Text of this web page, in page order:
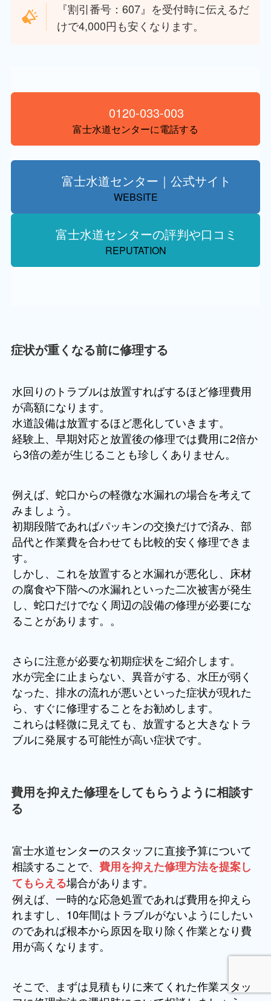
『割引番号：607』を受付時に伝えるだ
けで4,000円も安くなります。
0120-033-003
富士水道センターに電話する
富士水道センター｜公式サイト
WEBSITE
富士水道センターの評判や口コミ
REPUTATION
症状が重くなる前に修理する
水回りのトラブルは放置すればするほど修理費用
が高額になります。
水道設備は放置するほど悪化していきます。
経験上、早期対応と放置後の修理では費用に2倍か
ら3倍の差が生じることも珍しくありません。
例えば、蛇口からの軽微な水漏れの場合を考えて
みましょう。
初期段階であればパッキンの交換だけで済み、部
品代と作業費を合わせても比較的安く修理できま
す。
しかし、これを放置すると水漏れが悪化し、床材
の腐食や下階への水漏れといった二次被害が発生
し、蛇口だけでなく周辺の設備の修理が必要にな
ることがあります。。
さらに注意が必要な初期症状をご紹介します。
水が完全に止まらない、異音がする、水圧が弱く
なった、排水の流れが悪いといった症状が現れた
ら、すぐに修理することをお勧めします。
これらは軽微に見えても、放置すると大きなトラ
ブルに発展する可能性が高い症状です。
費用を抑えた修理をしてもらうように相談す
る
富士水道センターのスタッフに直接予算について
相談することで、 費用を抑えた修理方法を提案し
てもらえる場合があります。
例えば、一時的な応急処置であれば費用を抑えら
れますし、10年間はトラブルがないようにしたい
のであれば根本から原因を取り除く作業となり費
用が高くなります。
そこで、まずは見積もりに来てくれた作業スタッ